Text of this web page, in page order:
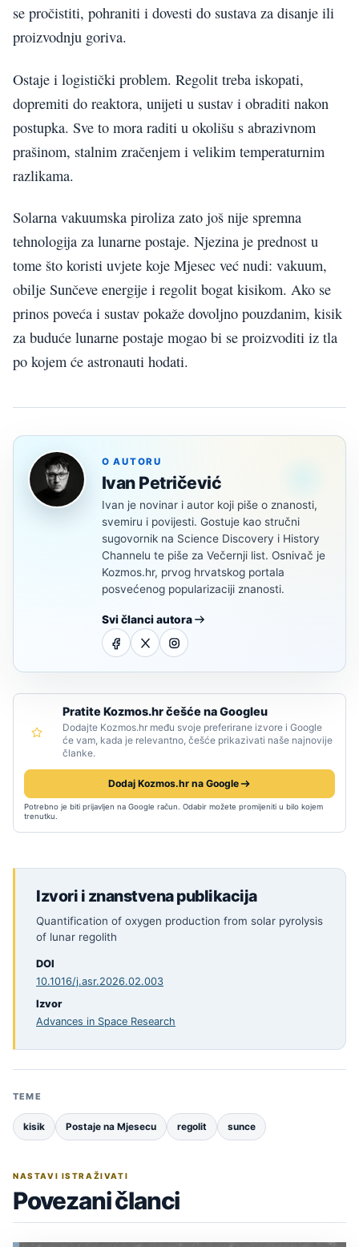
se pročistiti, pohraniti i dovesti do sustava za disanje ili
proizvodnju goriva.
Ostaje i logistički problem. Regolit treba iskopati,
dopremiti do reaktora, unijeti u sustav i obraditi nakon
postupka. Sve to mora raditi u okolišu s abrazivnom
prašinom, stalnim zračenjem i velikim temperaturnim
razlikama.
Solarna vakuumska piroliza zato još nije spremna
tehnologija za lunarne postaje. Njezina je prednost u
tome što koristi uvjete koje Mjesec već nudi: vakuum,
obilje Sunčeve energije i regolit bogat kisikom. Ako se
prinos poveća i sustav pokaže dovoljno pouzdanim, kisik
za buduće lunarne postaje mogao bi se proizvoditi iz tla
po kojem će astronauti hodati.
O AUTORU
Ivan Petričević
Ivan je novinar i autor koji piše o znanosti,
svemiru i povijesti. Gostuje kao stručni
sugovornik na Science Discovery i History
Channelu te piše za Večernji list. Osnivač je
Kozmos.hr, prvog hrvatskog portala
posvećenog popularizaciji znanosti.
Svi članci autora
Pratite Kozmos.hr češće na Googleu
Dodajte Kozmos.hr među svoje preferirane izvore i Google
će vam, kada je relevantno, češće prikazivati naše najnovije
članke.
Dodaj Kozmos.hr na Google
Potrebno je biti prijavljen na Google račun. Odabir možete promijeniti u bilo kojem
trenutku.
Izvori i znanstvena publikacija
Quantification of oxygen production from solar pyrolysis
of lunar regolith
DOI
10.1016/j.asr.2026.02.003
Izvor
Advances in Space Research
TEME
kisik Postaje na Mjesecu regolit sunce
NASTAVI ISTRAŽIVATI
Povezani članci